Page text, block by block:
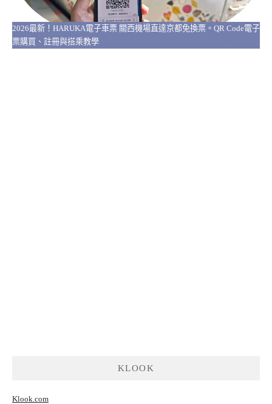
2026最新！HARUKA電子車票 關西機場直達京都免換票。QR Code電子
票購買、註冊與搭乘教學
KLOOK
Klook.com